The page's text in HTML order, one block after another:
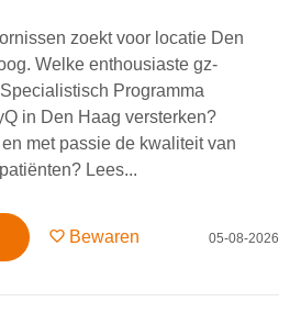
zoekt voor locatie Den
Welke enthousiaste gz-
Programma
in Den Haag versterken?
met passie de kwaliteit van
Lees...
Bewaren 05-08-2026